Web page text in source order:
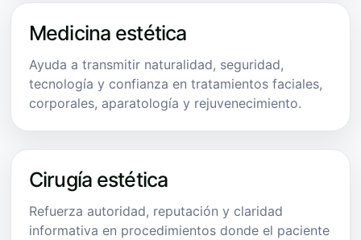
Medicina estética
Ayuda a transmitir naturalidad, seguridad,
tecnología y confianza en tratamientos faciales,
corporales, aparatología y rejuvenecimiento.
Cirugía estética
Refuerza autoridad, reputación y claridad
informativa en procedimientos donde el paciente